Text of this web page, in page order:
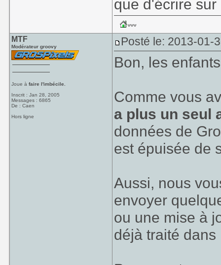
que d'écrire
MTF
Modérateur groovy
Joue àfaire l'imbécile.
Inscrit : Jan 28, 2005
Messages : 6865
De : Caen
Hors ligne
Posté le: 2013-01-
Bon, les
Comme vous
a plus un seul
données de
est épuisée de
Aussi, nous
envoyer
ou une mise à
déjà traité